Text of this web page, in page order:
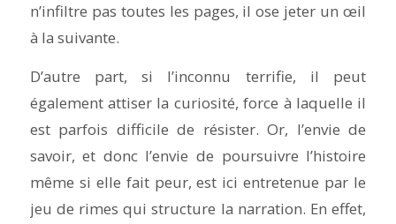
n’infiltre pas toutes les pages, il ose jeter un œil
à la suivante.
D’autre part, si l’inconnu terrifie, il peut
également attiser la curiosité, force à laquelle il
est parfois difficile de résister. Or, l’envie de
savoir, et donc l’envie de poursuivre l’histoire
même si elle fait peur, est ici entretenue par le
jeu de rimes qui structure la narration. En effet,